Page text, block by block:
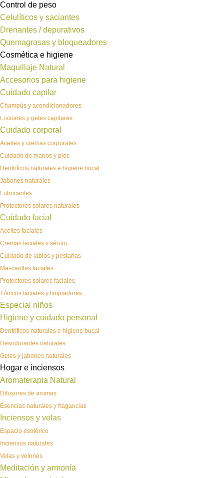
Control de peso
Celulíticos y saciantes
Drenantes / depurativos
Quemagrasas y bloqueadores
Cosmética e higiene
Maquillaje Natural
Accesorios para higiene
Cuidado capilar
Champús y acondicionadores
Lociones y geles capilares
Cuidado corporal
Aceites y cremas corporales
Cuidado de manos y pies
Dentríficos naturales e higiene bucal
Jabones naturales
Lubricantes
Protectores solares naturales
Cuidado facial
Aceites faciales
Cremas faciales y sérum
Cuidado de labios y pestañas
Mascarillas faciales
Protectores solares faciales
Tónicos faciales y limpiadores
Especial niños
Higiene y cuidado personal
Dentríficos naturales e higiene bucal
Desodorantes naturales
Geles y jabones naturales
Hogar e inciensos
Aromaterapia Natural
Difusores de aromas
Esencias naturales y fragancias
Inciensos y velas
Espacio esotérico
Inciensos naturales
Velas y velones
Meditación y armonía